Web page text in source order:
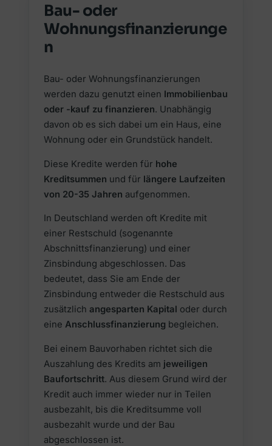
Bau- oder
Wohnungsfinanzierunge
n
Bau- oder Wohnungsfinanzierungen
werden dazu genutzt einen Immobilienbau
oder -kauf zu finanzieren. Unabhängig
davon ob es sich dabei um ein Haus, eine
Wohnung oder ein Grundstück handelt.
Diese Kredite werden für hohe
Kreditsummen und für längere Laufzeiten
von 20-35 Jahren aufgenommen.
In Deutschland werden oft Kredite mit
einer Restschuld (sogenannte
Abschnittsfinanzierung) und einer
Zinsbindung abgeschlossen. Das
bedeutet, dass Sie am Ende der
Zinsbindung entweder die Restschuld aus
zusätzlich angesparten Kapital oder durch
eineAnschlussfinanzierung begleichen.
Bei einem Bauvorhaben richtet sich die
Auszahlung des Kredits am jeweiligen
Baufortschritt. Aus diesem Grund wird der
Kredit auch immer wieder nur in Teilen
ausbezahlt, bis die Kreditsumme voll
ausbezahlt wurde und der Bau
abgeschlossen ist.